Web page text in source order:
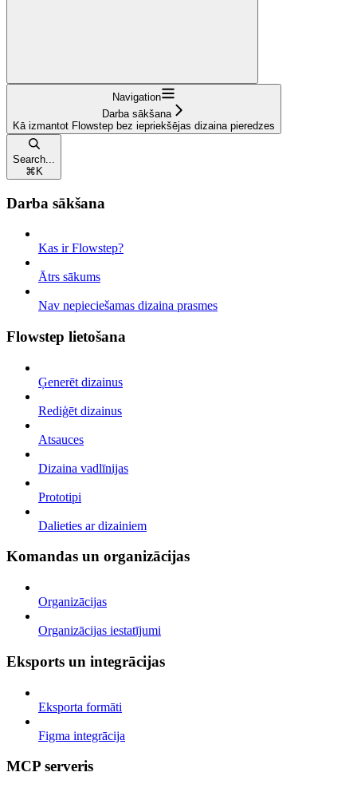
Navigation
Darba sākšana
Kā izmantot Flowstep bez iepriekšējas dizaina pieredzes
Search...
⌘ K
Darba sākšana
Kas ir Flowstep?
Ātrs sākums
Nav nepieciešamas dizaina prasmes
Flowstep lietošana
Ģenerēt dizainus
Rediģēt dizainus
Atsauces
Dizaina vadlīnijas
Prototipi
Dalieties ar dizainiem
Komandas un organizācijas
Organizācijas
Organizācijas iestatījumi
Eksports un integrācijas
Eksporta formāti
Figma integrācija
MCP serveris